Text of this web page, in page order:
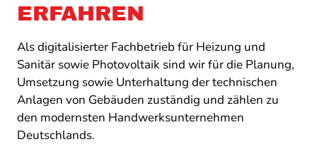
ERFAHREN
Als digitalisierter Fachbetrieb für Heizung und
Sanitär sowie Photovoltaik sind wir für die Planung,
Umsetzung sowie Unterhaltung der technischen
Anlagen von Gebäuden zuständig und zählen zu
den modernsten Handwerksunternehmen
Deutschlands.